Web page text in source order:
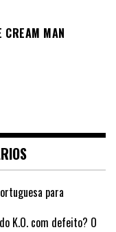
MAN
para
K.O. com defeito? O